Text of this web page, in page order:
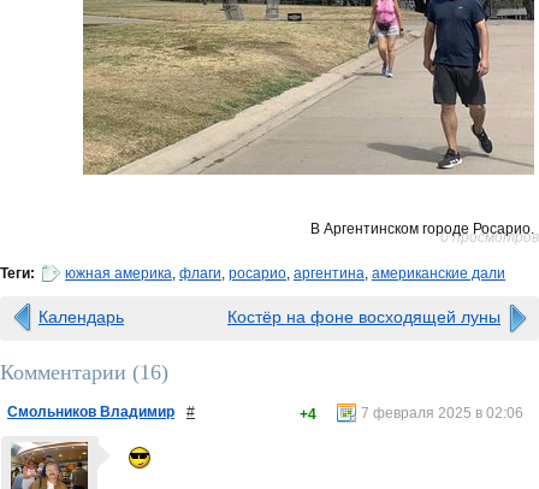
В Аргентинском городе Росарио.
0 просмотров
Теги: южная америка, флаги, росарио, аргентина, американские дали
Календарь Костёр на фоне восходящей луны
Комментарии (16)
Смольников Владимир # 7 февраля 2025 в 02:06
+4